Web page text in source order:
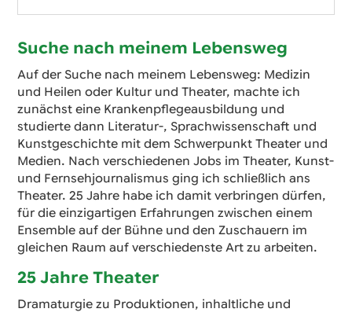
Suche nach meinem Lebensweg
Auf der Suche nach meinem Lebensweg: Medizin
und Heilen oder Kultur und Theater, machte ich
zunächst eine Krankenpflegeausbildung und
studierte dann Literatur-, Sprachwissenschaft und
Kunstgeschichte mit dem Schwerpunkt Theater und
Medien. Nach verschiedenen Jobs im Theater, Kunst-
und Fernsehjournalismus ging ich schließlich ans
Theater. 25 Jahre habe ich damit verbringen dürfen,
für die einzigartigen Erfahrungen zwischen einem
Ensemble auf der Bühne und den Zuschauern im
gleichen Raum auf verschiedenste Art zu arbeiten.
25 Jahre Theater
Dramaturgie zu Produktionen, inhaltliche und